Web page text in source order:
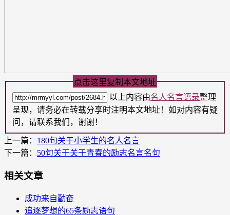
点击这里复制本文地址
以上内容由名人名言语录整理
呈现，请务必在转载分享时注明本文地址！如对内容有疑
问，请联系我们，谢谢！
上一篇： 180句关于小学生的名人名言
下一篇： 50句关于关于青春的励志名言名句
相关文章
成功来自勤奋
追逐梦想的65条励志语句